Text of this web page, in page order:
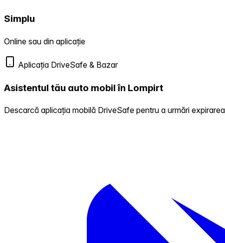
Simplu
Online sau din aplicație
Aplicația DriveSafe & Bazar
Asistentul tău auto mobil în Lompirt
Descarcă aplicația mobilă DriveSafe pentru a urmări